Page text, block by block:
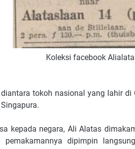
Koleksi facebook
tokoh nasional yang lahir
kepada negara, Ali Alatas
pemakamannya dipimpin